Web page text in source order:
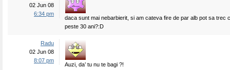
02 Jun 08
6:34 pm
daca sunt mai nebarbierit, si am cateva fire de par alb pot sa trec
peste 30 ani?:D
Radu
02 Jun 08
8:07 pm
Auzi, da’ tu nu te bagi ?!